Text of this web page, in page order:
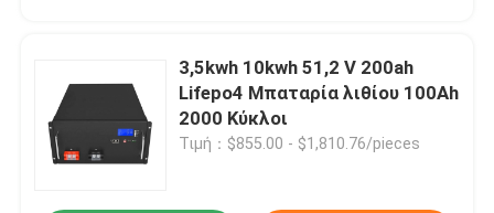
Βίντεο
3,5kwh 10kwh 51,2 V 200ah
Lifepo4 Μπαταρία λιθίου 100Ah
2000 Κύκλοι
Τιμή：$855.00 - $1,810.76/pieces